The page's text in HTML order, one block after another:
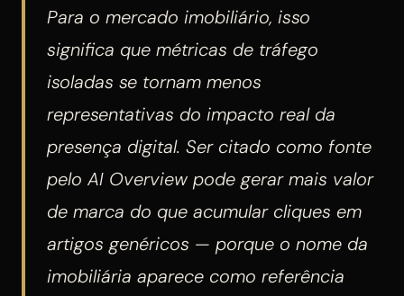
Para o mercado imobiliário, isso
significa que métricas de tráfego
isoladas se tornam menos
representativas do impacto real da
presença digital. Ser citado como fonte
pelo AI Overview pode gerar mais valor
de marca do que acumular cliques em
artigos genéricos — porque o nome da
imobiliária aparece como referência